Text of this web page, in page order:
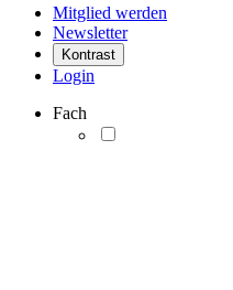
Mitglied werden
Newsletter
Kontrast
Login
Fach